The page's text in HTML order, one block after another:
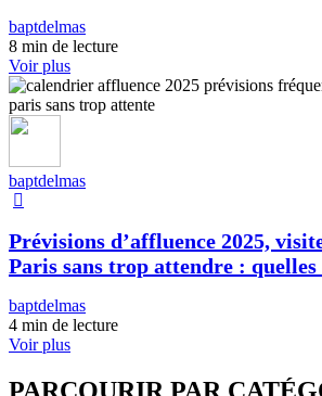
baptdelmas
8 min de lecture
Voir plus
baptdelmas
Prévisions d’affluence 2025,
Paris sans trop attendre : quelles
baptdelmas
4 min de lecture
Voir plus